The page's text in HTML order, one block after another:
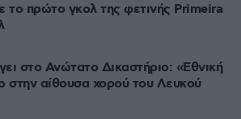
το πρώτο γκολ της φετινής Primeira
στο Ανώτατο Δικαστήριο: «Εθνική
στην αίθουσα χορού του Λευκού